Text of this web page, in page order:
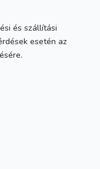
és szállítási
esetén az